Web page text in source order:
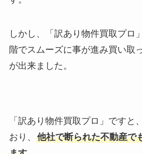
しかし、「訳あり物件買取プロ
階でスムーズに事が進み買い取
が出来ました。
「訳あり物件買取プロ」ですと
おり、 他社で断られた不動産で